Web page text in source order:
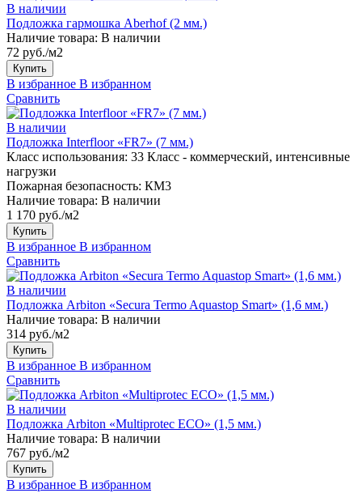
В наличии
Подложка гармошка Aberhof (2 мм.)
Наличие товара: В наличии
72 руб./м2
Купить
В избранное В избранном
Сравнить
В наличии
Подложка Interfloor «FR7» (7 мм.)
Класс использования: 33 Класс - коммерческий, интенсивные
нагрузки
Пожарная безопасность: КМ3
Наличие товара: В наличии
1 170 руб./м2
Купить
В избранное В избранном
Сравнить
В наличии
Подложка Arbiton «Secura Termo Aquastop Smart» (1,6 мм.)
Наличие товара: В наличии
314 руб./м2
Купить
В избранное В избранном
Сравнить
В наличии
Подложка Arbiton «Multiprotec ECO» (1,5 мм.)
Наличие товара: В наличии
767 руб./м2
Купить
В избранное В избранном